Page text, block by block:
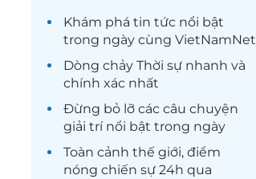
Khám phá tin tức nổi bật
trong ngày cùng VietNamNet
Dòng chảy Thời sự nhanh và
chính xác nhất
Đừng bỏ lỡ các câu chuyện
giải trínổi bật trong ngày
Toàn cảnh thế giới, điểm
nóng chiến sự 24h qua